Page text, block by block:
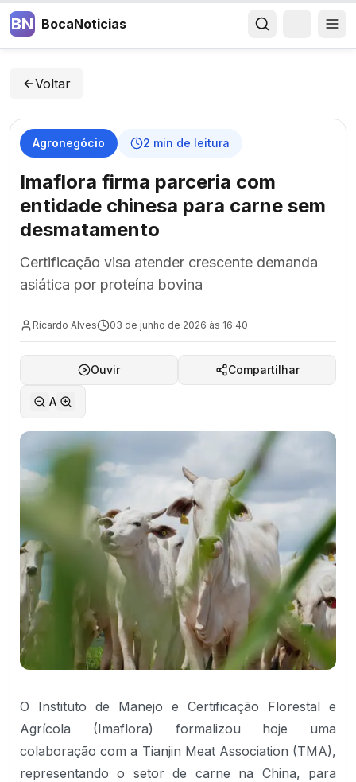
BN BocaNoticias
Voltar
Agronegócio 2 min de leitura
Imaflora firma parceria com
entidade chinesa para carne sem
desmatamento
Certificação visa atender crescente demanda
asiática por proteína bovina
Ricardo Alves 03 de junho de 2026 às 16:40
Ouvir Compartilhar
A
O Instituto de Manejo e Certificação Florestal e
Agrícola (Imaflora) formalizou hoje uma
colaboração com a Tianjin Meat Association (TMA),
representando o setor de carne na China, para